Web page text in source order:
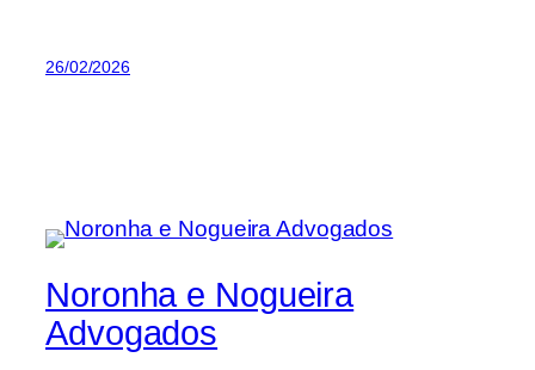
26/02/2026
Noronha e Nogueira
Advogados